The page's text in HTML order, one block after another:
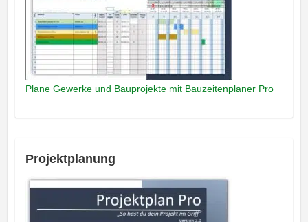
Plane Gewerke und Bauprojekte mit Bauzeitenplaner Pro
Projektplanung